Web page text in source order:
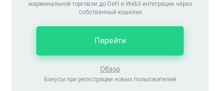
маржинальной торговли до DeFi и Web3 интеграции через
собственный кошелек
Обзор
Бонусы при регистрации новых пользователей
Перейти